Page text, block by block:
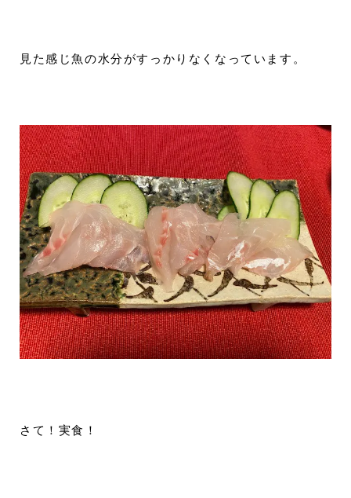
見た感じ魚の水分がすっかりなくなっています。
さて！実食！